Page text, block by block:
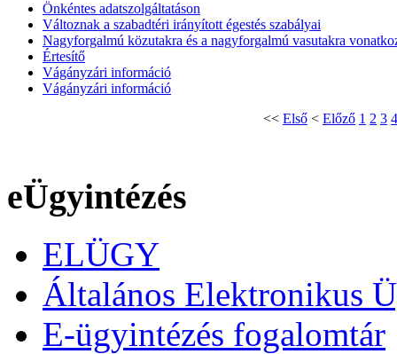
Önkéntes adatszolgáltatáson
Változnak a szabadtéri irányított égestés szabályai
Nagyforgalmú közutakra és a nagyforgalmú vasutakra
Értesítő
Vágányzári információ
Vágányzári információ
<< Első < Előző 1 2 3 4
eÜgyintézés
ELÜGY
Általános Elektronikus
E-ügyintézés fogalomtár